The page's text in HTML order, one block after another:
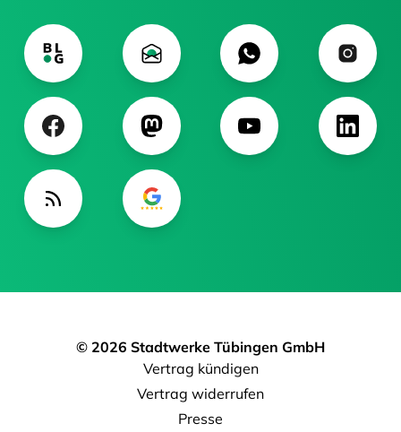
© 2026 Stadtwerke Tübingen GmbH
Vertrag kündigen
Vertrag widerrufen
Presse